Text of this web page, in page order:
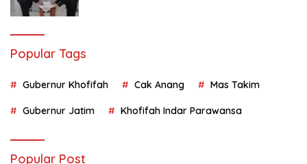
Popular Tags
Gubernur Khofifah Cak Anang Mas Takim
Gubernur Jatim Khofifah Indar Parawansa
Popular Post